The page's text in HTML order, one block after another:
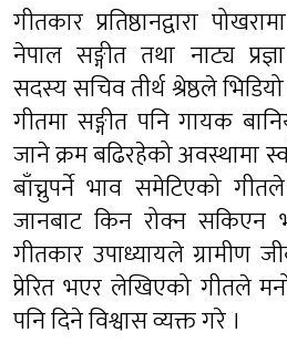
गीतकार प्रतिष्ठानद्वारा
नेपाल सङ्गीत तथा नाट्य
सदस्य सचिव तीर्थ श्रेष्ठले
गीतमा सङ्गीत पनि गायक
जाने क्रम बढिरहेको अवस्थामा
बाँच्नुपर्ने भाव समेटिएको
जानबाट किन रोक्न सकिएन
गीतकार उपाध्यायले ग्रामीण
प्रेरित भएर लेखिएको गीतले
पनि दिने विश्वास व्यक्त गरे ।